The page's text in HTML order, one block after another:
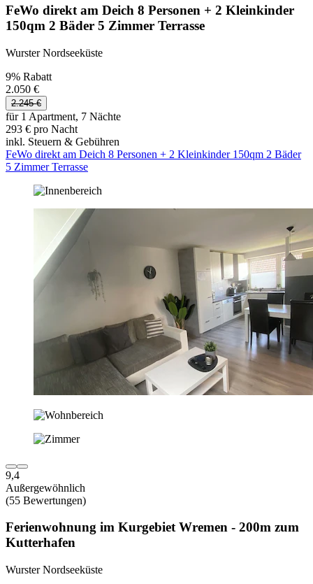
FeWo direkt am Deich 8 Personen + 2 Kleinkinder
150qm 2 Bäder 5 Zimmer Terrasse
Wurster Nordseeküste
9% Rabatt
2.050 €
2.245 €
für 1 Apartment, 7 Nächte
293 € pro Nacht
inkl. Steuern & Gebühren
FeWo direkt am Deich 8 Personen + 2 Kleinkinder 150qm 2 Bäder
5 Zimmer Terrasse
9,4
Außergewöhnlich
(55 Bewertungen)
Ferienwohnung im Kurgebiet Wremen - 200m zum
Kutterhafen
Wurster Nordseeküste